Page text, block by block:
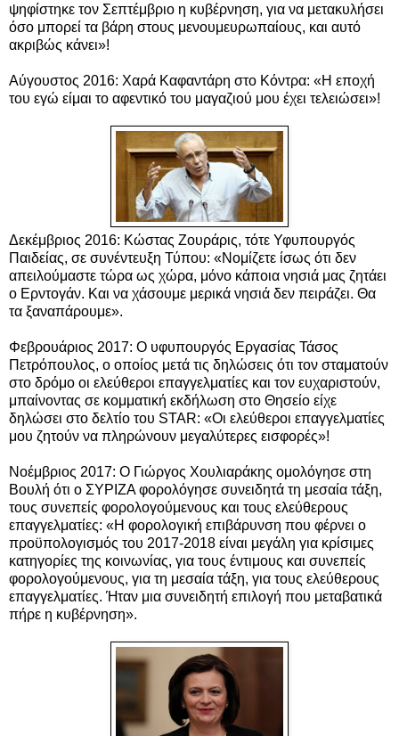
ψηφίστηκε τον Σεπτέμβριο η κυβέρνηση, για να μετακυλήσει
όσο μπορεί τα βάρη στους μενουμευρωπαίους, και αυτό
ακριβώς κάνει»!
Αύγουστος 2016: Χαρά Καφαντάρη στο Κόντρα: «Η εποχή
του εγώ είμαι το αφεντικό του μαγαζιού μου έχει τελειώσει»!
Δεκέμβριος 2016: Κώστας Ζουράρις, τότε Υφυπουργός
Παιδείας, σε συνέντευξη Τύπου: «Νομίζετε ίσως ότι δεν
απειλούμαστε τώρα ως χώρα, μόνο κάποια νησιά μας ζητάει
ο Ερντογάν. Και να χάσουμε μερικά νησιά δεν πειράζει. Θα
τα ξαναπάρουμε».
Φεβρουάριος 2017: Ο υφυπουργός Εργασίας Τάσος
Πετρόπουλος, ο οποίος μετά τις δηλώσεις ότι τον σταματούν
στο δρόμο οι ελεύθεροι επαγγελματίες και τον ευχαριστούν,
μπαίνοντας σε κομματική εκδήλωση στο Θησείο είχε
δηλώσει στο δελτίο του STAR: «Οι ελεύθεροι επαγγελματίες
μου ζητούν να πληρώνουν μεγαλύτερες εισφορές»!
Νοέμβριος 2017: Ο Γιώργος Χουλιαράκης ομολόγησε στη
Βουλή ότι ο ΣΥΡΙΖΑ φορολόγησε συνειδητά τη μεσαία τάξη,
τους συνεπείς φορολογούμενους και τους ελεύθερους
επαγγελματίες: «Η φορολογική επιβάρυνση που φέρνει ο
προϋπολογισμός του 2017-2018 είναι μεγάλη για κρίσιμες
κατηγορίες της κοινωνίας, για τους έντιμους και συνεπείς
φορολογούμενους, για τη μεσαία τάξη, για τους ελεύθερους
επαγγελματίες. Ήταν μια συνειδητή επιλογή που μεταβατικά
πήρε η κυβέρνηση».